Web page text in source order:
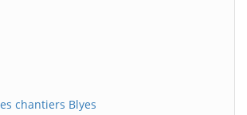
chantiers Blyes